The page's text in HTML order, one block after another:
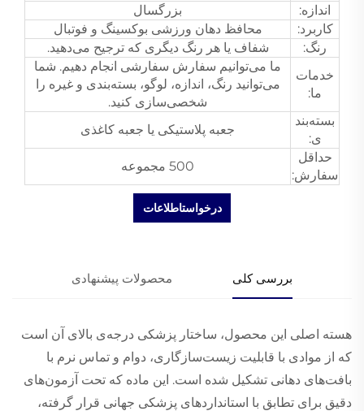
اندازه:
بزرگسال
کاربرد:
محافظ دهان ورزشی بوکسینگ و فوتبال
رنگ:
شفاف یا هر رنگ دیگری که ترجیح می‌دهید.
خدمات
ما:
ما می‌توانیم سفارش سفارشی انجام دهیم. شما
می‌توانید رنگ، اندازه، لوگو، بسته‌بندی و غیره را
شخصی‌سازی کنید.
بسته‌بند
ی:
جعبه پلاستیکی یا جعبه کاغذی
حداقل
سفارش:
500 مجموعه
درخواستاطلاعات
بررسی کلی محصولات پیشنهادی
هسته اصلی این محصول، ساختار پزشکی درجه‌ی بالای آن است
که از موادی با قابلیت زیست‌سازگاری، دوام و تماس نرم با
بافت‌های دهانی تشکیل شده است. این ماده که تحت آزمون‌های
دقیق برای تطابق با استانداردهای پزشکی جهانی قرار گرفته،